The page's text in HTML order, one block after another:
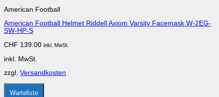
weist
Varianten
auf.
Optionen
auf
Produktseite
gewählt
werden
American Football
American Football Helmet Riddell Axiom Varsity Facemask W-2EG-
SW-HP-S
CHF 139.00 inkl. MwSt.
inkl. MwSt.
zzgl. Versandkosten
Warteliste